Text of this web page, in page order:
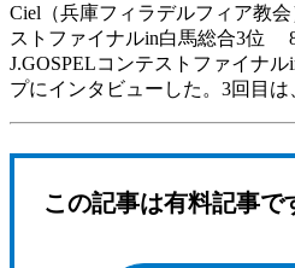
Ciel（兵庫フィラデルフィア教会
ストファイナルin白馬総合3位
J.GOSPELコンテストファイナ
プにインタビューした。3回目
この記事は有料記事で